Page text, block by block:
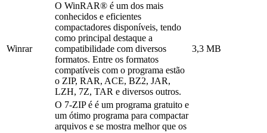
Winrar
O WinRAR® é um dos mais
conhecidos e eficientes
compactadores disponíveis, tendo
como principal destaque a
compatibilidade com diversos
formatos. Entre os formatos
compatíveis com o programa estão
o ZIP, RAR, ACE, BZ2, JAR,
LZH, 7Z, TAR e diversos outros.
3,3 MB
O 7-ZIP é é um programa gratuito e
um ótimo programa para compactar
arquivos e se mostra melhor que os